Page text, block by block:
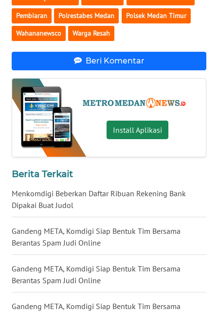
Pembiaran Polrestabes Medan Polsek Medan Timur
Wahananewsco Warga Resah
Beri Komentar
Install Aplikasi
Berita Terkait
Menkomdigi Beberkan Daftar Ribuan Rekening Bank
Dipakai Buat Judol
Gandeng META, Komdigi Siap Bentuk Tim Bersama
Berantas Spam Judi Online
Gandeng META, Komdigi Siap Bentuk Tim Bersama
Berantas Spam Judi Online
Gandeng META, Komdigi Siap Bentuk Tim Bersama
KALTARA
WN
KALSEL
KALTIM
WN
SULSEL
WN
GORONTALO
WN
WN
MALUT
WN
DAIRI